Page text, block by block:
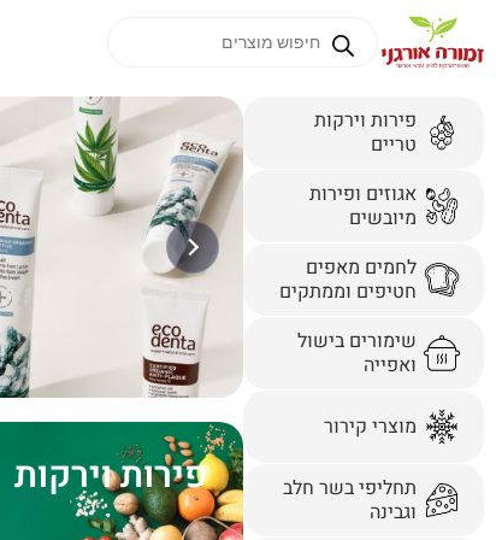
פירות וירקות
טריים
אגוזים ופירות
מיובשים
לחמים מאפים
חטיפים וממתקים
שימורים בישול
ואפייה
מוצרי קירור
תחליפי בשר חלב
וגבינה
פירות וירקות